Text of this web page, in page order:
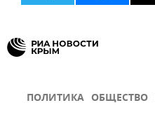
ПОЛИТИКА ОБЩЕСТВО